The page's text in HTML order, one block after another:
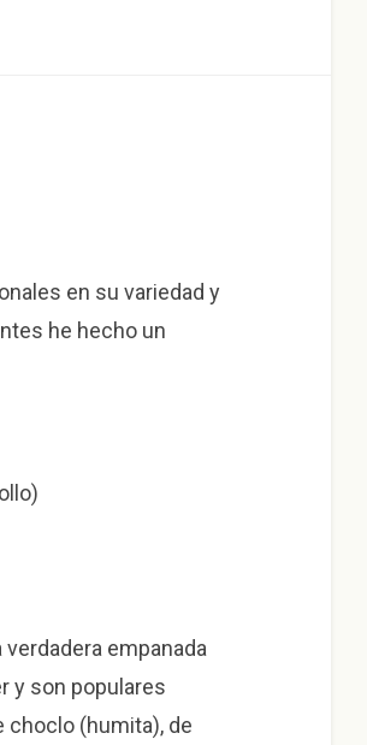
en su variedad y
he hecho un
empanada
y son populares
choclo (humita), de